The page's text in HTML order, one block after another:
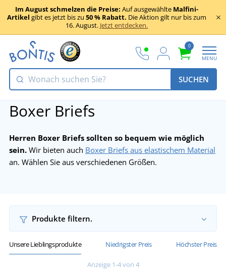
Im August schmelzen die Preise: Auf ausgewählte Malfini-
Artikel gibt es jetzt bis zu 50 % Rabatt. Die Aktion gilt nur bis zum
16. August. Jetzt entdecken.
0
MENU
SUCHEN
Boxer Briefs
Herren Boxer Briefs sollten so bequem wie möglich
sein. Wir bieten auch Boxer Briefs aus elastischem Material
an. Wählen Sie aus verschiedenen Größen.
Produkte filtern.
Unsere Lieblingsprodukte Niedrigster Preis Höchster Preis
Anzeige 1-4 von 4